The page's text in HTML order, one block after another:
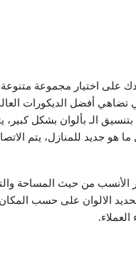
على اختيار مجموعة
أفضل الديكورات
الـ بألوان بشكل
ما هو جديد للمنازل، يتم
الأنسب من حيث المساحة
تحديد الالوان على حسب